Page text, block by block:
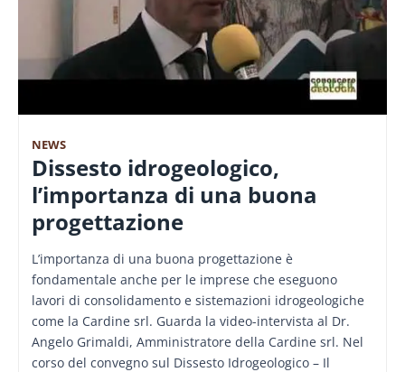
NEWS
Dissesto idrogeologico,
l’importanza di una buona
progettazione
L’importanza di una buona progettazione è
fondamentale anche per le imprese che eseguono
lavori di consolidamento e sistemazioni idrogeologiche
come la Cardine srl. Guarda la video-intervista al Dr.
Angelo Grimaldi, Amministratore della Cardine srl. Nel
corso del convegno sul Dissesto Idrogeologico – Il